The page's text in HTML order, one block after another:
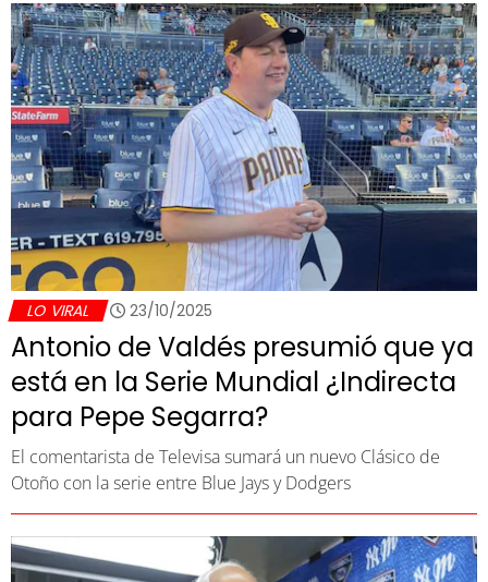
LO VIRAL 23/10/2025
Antonio de Valdés presumió que ya
está en la Serie Mundial ¿Indirecta
para Pepe Segarra?
El comentarista de Televisa sumará un nuevo Clásico de
Otoño con la serie entre Blue Jays y Dodgers